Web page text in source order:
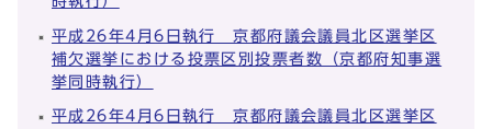
平成26年4月6日執行 京都府議会議員北区選挙区
補欠選挙における投票区別投票者数（京都府知事選
挙同時執行）
平成26年4月6日執行 京都府議会議員北区選挙区